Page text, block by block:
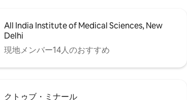
All India Institute of Medical Sciences, New
Delhi
現地メンバー14人のおすすめ
クトゥブ・ミナール